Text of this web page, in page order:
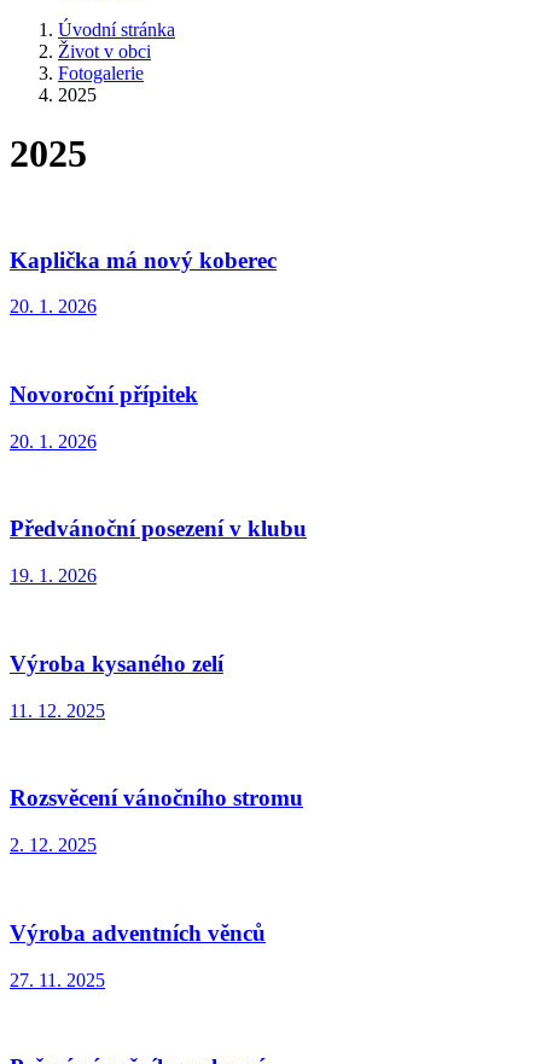
Úvodní stránka
Život v obci
Fotogalerie
2025
2025
Kaplička má nový koberec
20. 1. 2026
Novoroční přípitek
20. 1. 2026
Předvánoční posezení v klubu
19. 1. 2026
Výroba kysaného zelí
11. 12. 2025
Rozsvěcení vánočního stromu
2. 12. 2025
Výroba adventních věnců
27. 11. 2025